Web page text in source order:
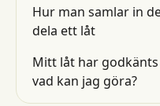
Hur man samlar in
dela ett låt
Mitt låt har
vad kan jag göra?